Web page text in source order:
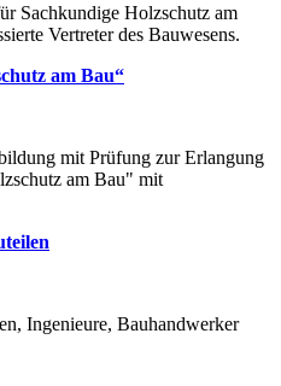
Sachkundige Holzschutz am
Vertreter des Bauwesens.
am Bau“
mit Prüfung zur Erlangung
am Bau" mit
Ingenieure, Bauhandwerker